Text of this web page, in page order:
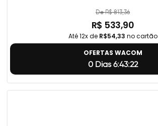
De R$ 813,36
R$ 533,90
Até 12x de R$54,33 no cartão
OFERTAS WACOM
0 Dias 6:43:21